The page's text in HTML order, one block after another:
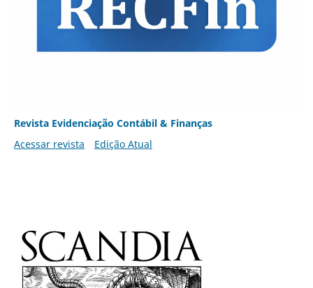
Revista Evidenciação Contábil & Finanças
Acessar revista
Edição Atual